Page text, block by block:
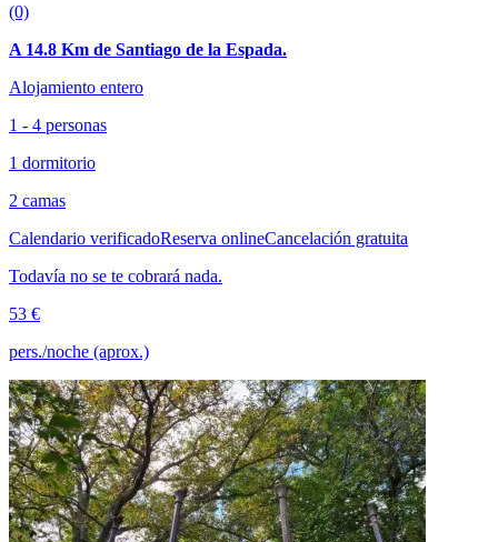
(0)
A 14.8 Km de Santiago de la Espada.
Alojamiento entero
1 - 4 personas
1 dormitorio
2 camas
Calendario verificadoReserva onlineCancelación gratuita
Todavía no se te cobrará nada.
53 €
pers./noche (aprox.)